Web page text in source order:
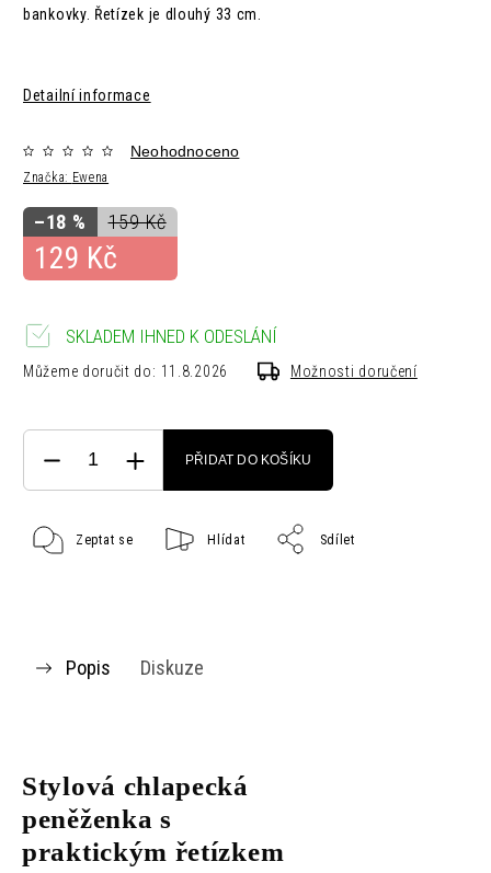
bankovky. Řetízek je dlouhý 33 cm.
Detailní informace
Značka: Ewena
Neohodnoceno
159 Kč
–18 %
129 Kč
SKLADEM IHNED K ODESLÁNÍ
Můžeme doručit do: 11.8.2026 Možnosti doručení
PŘIDAT DO KOŠÍKU
Zeptat se Hlídat Sdílet
Popis Diskuze
Stylová chlapecká
peněženka s
praktickým řetízkem